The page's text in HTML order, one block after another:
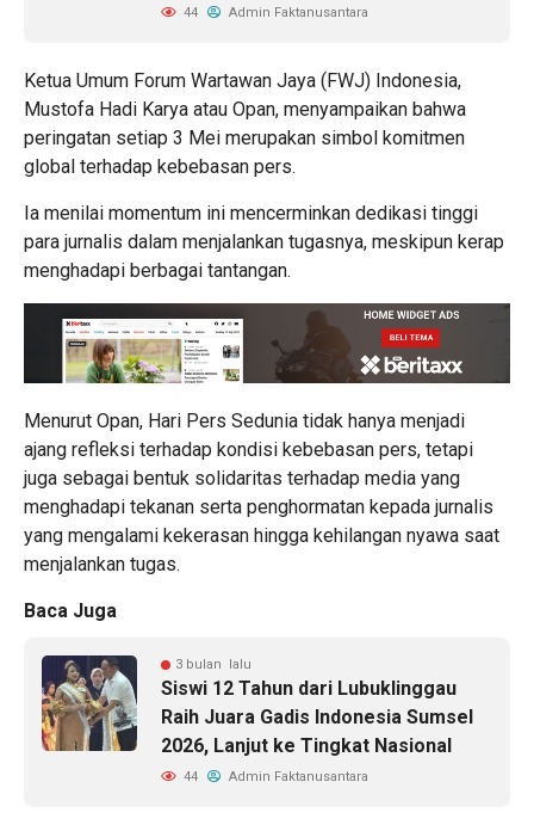
44 Admin Faktanusantara
Ketua Umum Forum Wartawan Jaya (FWJ) Indonesia,
Mustofa Hadi Karya atau Opan, menyampaikan bahwa
peringatan setiap 3 Mei merupakan simbol komitmen
global terhadap kebebasan pers.
Ia menilai momentum ini mencerminkan dedikasi tinggi
para jurnalis dalam menjalankan tugasnya, meskipun kerap
menghadapi berbagai tantangan.
Menurut Opan, Hari Pers Sedunia tidak hanya menjadi
ajang refleksi terhadap kondisi kebebasan pers, tetapi
juga sebagai bentuk solidaritas terhadap media yang
menghadapi tekanan serta penghormatan kepada jurnalis
yang mengalami kekerasan hingga kehilangan nyawa saat
menjalankan tugas.
Baca Juga
3 bulan lalu
Siswi 12 Tahun dari Lubuklinggau
Raih Juara Gadis Indonesia Sumsel
2026, Lanjut ke Tingkat Nasional
44 Admin Faktanusantara